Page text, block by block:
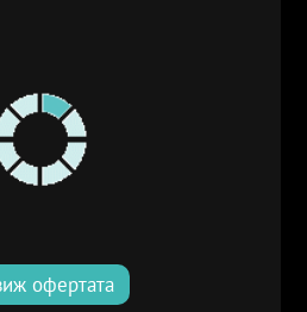
офертата